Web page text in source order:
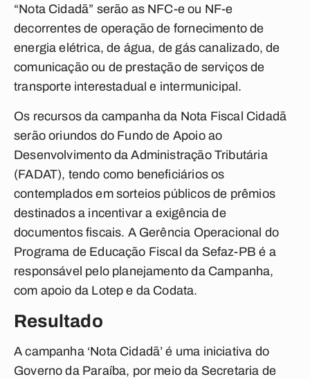
“Nota Cidadã” serão as NFC-e ou NF-e
decorrentes de operação de fornecimento de
energia elétrica, de água, de gás canalizado, de
comunicação ou de prestação de serviços de
transporte interestadual e intermunicipal.
Os recursos da campanha da Nota Fiscal Cidadã
serão oriundos do Fundo de Apoio ao
Desenvolvimento da Administração Tributária
(FADAT), tendo como beneficiários os
contemplados em sorteios públicos de prêmios
destinados a incentivar a exigência de
documentos fiscais. A Gerência Operacional do
Programa de Educação Fiscal da Sefaz-PB é a
responsável pelo planejamento da Campanha,
com apoio da Lotep e da Codata.
Resultado
A campanha ‘Nota Cidadã’ é uma iniciativa do
Governo da Paraíba, por meio da Secretaria de